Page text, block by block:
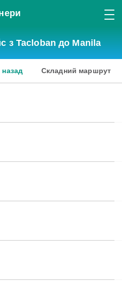
з Tacloban до Manila
Складний маршрут